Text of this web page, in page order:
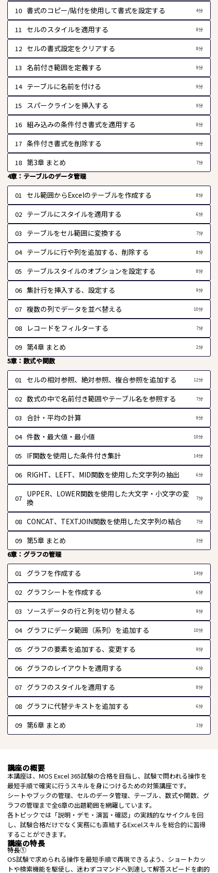
10 書式のコピー/貼付を使用して書式を設定する 4分
11 セルのスタイルを適用する 8分
12 セルの書式設定をクリアする 8分
13 名前付き範囲を定義する 9分
14 テーブルに名前を付ける 9分
15 スパークラインを挿入する 9分
16 組み込みの条件付き書式を適用する 8分
17 条件付き書式を削除する 9分
18 第3章 まとめ 7分
4章：テーブルのデータ管理
01 セル範囲からExcelのテーブルを作成する 8分
02 テーブルにスタイルを適用する 6分
03 テーブルをセル範囲に変換する 7分
04 テーブルに行や列を追加する、削除する 8分
05 テーブルスタイルのオプションを設定する 8分
06 集計行を挿入する、設定する 9分
07 複数の列でデータを並べ替える 10分
08 レコードをフィルターする 7分
09 第4章 まとめ 2分
5章：数式や関数
01 セルの相対参照、絶対参照、複合参照を追加する 12分
02 数式の中で名前付き範囲やテーブル名を参照する 7分
03 合計・平均の計算 9分
04 件数・最大値・最小値 10分
05 IF関数を使用した条件付き集計 14分
06 RIGHT、LEFT、MID関数を使用した文字列の抽出 6分
07 UPPER、LOWER関数を使用した大文字・小文字の変
換
7分
08 CONCAT、TEXTJOIN関数を使用した文字列の結合 7分
09 第5章 まとめ 3分
6章：グラフの管理
01 グラフを作成する 14分
02 グラフシートを作成する 6分
03 ソースデータの行と列を切り替える 9分
04 グラフにデータ範囲（系列）を追加する 10分
05 グラフの要素を追加する、変更する 9分
06 グラフのレイアウトを適用する 6分
07 グラフのスタイルを適用する 8分
08 グラフに代替テキストを追加する 6分
09 第6章 まとめ 1分
講座の概要
本講座は、MOS Excel 365試験の合格を目指し、試験で問われる操作を
最短手順で確実に行うスキルを身につけるための対策講座です。
シートやブックの管理、セルのデータ管理、テーブル、数式や関数、グ
ラフの管理まで全6章の出題範囲を網羅しています。
各トピックでは「説明・デモ・演習・確認」の実践的なサイクルを回
し、試験合格だけでなく実務にも直結するExcelスキルを総合的に習得
することができます。
講座の特長
特長①
OS試験で求められる操作を最短手順で再現できるよう、ショートカッ
トや検索機能を駆使し、迷わずコマンドへ到達して解答スピードを劇的